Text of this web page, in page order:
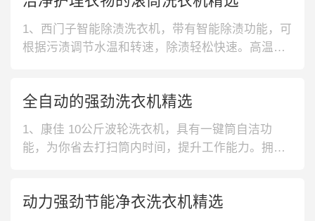
ED，各种操作按钮一目了然，操作便捷。3、创维
15分快洗洗衣机，支
1、西门子智能除渍洗衣机，带有智能除渍功能，可
根据污渍调节水温和转速，除渍轻松快速。高温筒
需投放一次洗涤剂，洗衣更加省心。高温水洗程
序，去除过敏因子，呵护肌肤敏感的人群。3、比佛
利水魔方护形护色洗衣机，采用纳米
全自动的强劲洗衣机精选
1、康佳 10公斤波轮洗衣机，具有一键筒自洁功
能，为你省去打扫筒内时间，提升工作能力。拥有
能，不需要水洗，也能洁净衣服。设有防敏洗功
动力强劲节能净衣洗衣机精选